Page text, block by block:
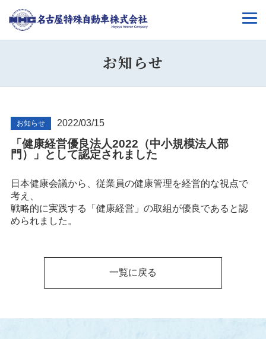
お知らせ
お知らせ 2022/03/15
「健康経営優良法人2022（中小規模法人部
門）」として認定されました
日本健康会議から、従業員の健康管理を経営的な視点で
考え、
戦略的に実践する「健康経営」の取組が優良であると認
められました。
一覧に戻る